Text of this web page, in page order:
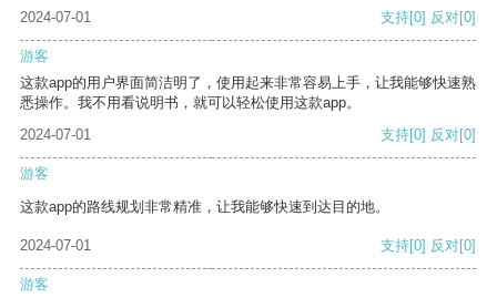
2024-07-01 支持[0] 反对[0]
游客
这款app的用户界面简洁明了，使用起来非常容易上手，让我能够快速熟
悉操作。我不用看说明书，就可以轻松使用这款app。
2024-07-01
支持[0] 反对[0]
游客
这款app的路线规划非常精准，让我能够快速到达目的地。
2024-07-01 支持[0] 反对[0]
游客